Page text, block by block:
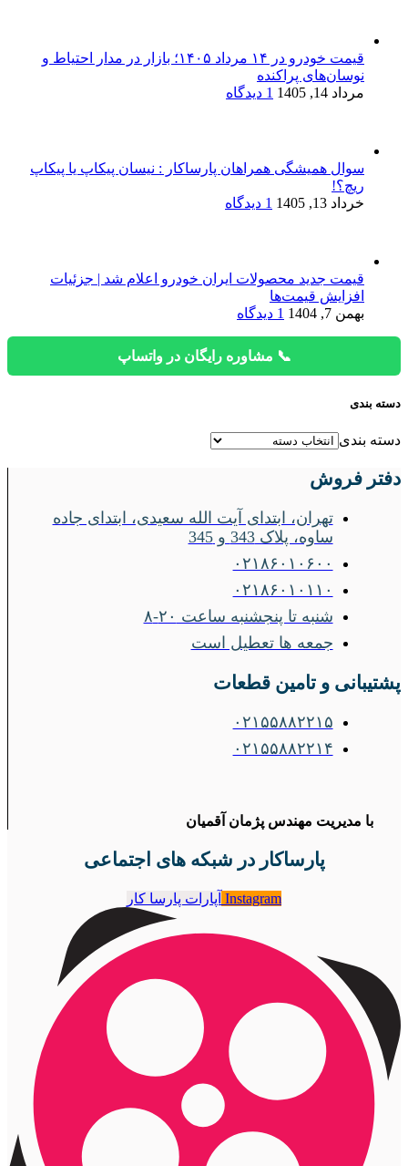
قیمت خودرو در ۱۴ مرداد ۱۴۰۵؛ بازار در مدار احتیاط و
نوسان‌های پراکنده
مرداد 14, 1405
1 دیدگاه
سوال همیشگی همراهان پارساکار : نیسان پیکاپ یا پیکاپ
ریچ؟!
خرداد 13, 1405
1 دیدگاه
قیمت جدید محصولات ایران خودرو اعلام شد | جزئیات
افزایش قیمت‌ها
بهمن 7, 1404
1 دیدگاه
📞 مشاوره رایگان در واتساپ
دسته بندی
دسته بندی
دفتر فروش
تهران، ابتدای آیت الله سعیدی، ابتدای جاده
ساوه، پلاک 343 و 345
۰۲۱۸۶۰۱۰۶۰۰
۰۲۱۸۶۰۱۰۱۱۰
شنبه تا پنجشنبه ساعت ۲۰-۸
جمعه ها تعطیل است
پشتیبانی و تامین قطعات
۰۲۱۵۵۸۸۲۲۱۵
۰۲۱۵۵۸۸۲۲۱۴
با مدیریت مهندس پژمان آقمیان
پارساکار در شبکه های اجتماعی
Instagram آپارات پارسا کار